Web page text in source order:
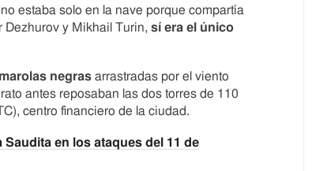
estaba solo en la nave porque compartía
Dezhurov y Mikhail Turin, sí era el único
negras arrastradas por el viento
antes reposaban las dos torres de 110
centro financiero de la ciudad.
en los ataques del 11 de